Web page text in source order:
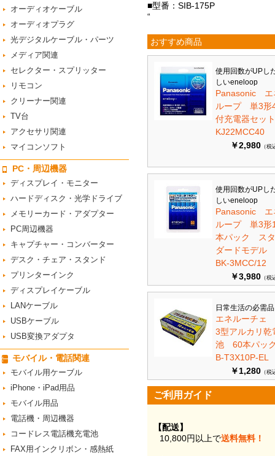
オーディオケーブル
オーディオプラグ
光デジタルケーブル・パーツ
メディア関連
セレクター・スプリッター
リモコン
クリーナー関連
TV台
アクセサリ関連
マイコンソフト
PC・周辺機器
ディスプレイ・モニター
ハードディスク・光学ドライブ
メモリーカード・アダプター
PC周辺機器
キャプチャー・コンバーター
デスク・チェア・スタンド
プリンターインク
ディスプレイケーブル
LANケーブル
USBケーブル
USB変換アダプタ
モバイル・電話関連
モバイル用ケーブル
iPhone・iPad用品
モバイル用品
電話機・周辺機器
コードレス電話機充電池
FAX用インクリボン・感熱紙
■型番：SIB-175P
“
おすすめ商品
使用回数がUPし
しいeneloop
Panasonic エ
ループ 単3形
付充電器セッ
KJ22MCC40
￥2,980 （税
使用回数がUPし
しいeneloop
Panasonic エ
ループ 単3形
本パック ス
ダードモデル
BK-3MCC/12
￥3,980 （税
日常生活の必需
エネルーチェ
3型アルカリ乾
池 60本パ
B-T3X10P-EL
￥1,280 （税
ご利用ガイド
【配送】
10,800円以上で送料無料！